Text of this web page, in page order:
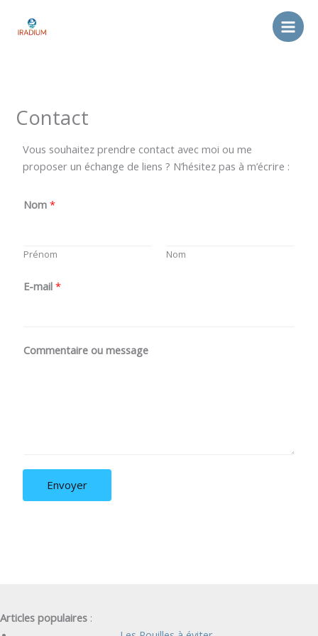
Contact
Vous souhaitez prendre contact avec moi ou me
proposer un échange de liens ? N’hésitez pas à m’écrire :
Nom*
Prénom Nom
E-mail*
Commentaire ou message
Envoyer
Articles populaires :